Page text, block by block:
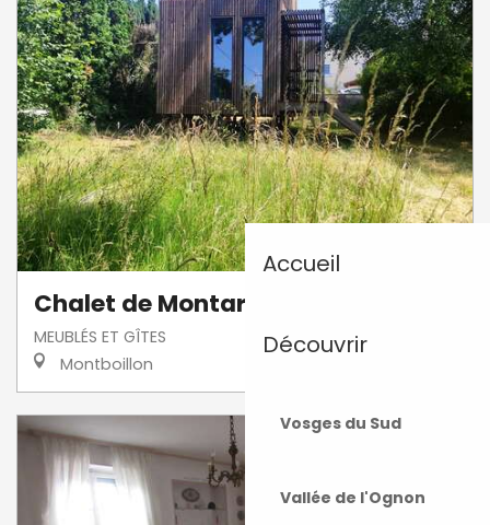
Accueil
Découvrir
Vosges du Sud
Vallée de l'Ognon
Chalet de Montarouet
MEUBLÉS ET GÎTES
Montboillon